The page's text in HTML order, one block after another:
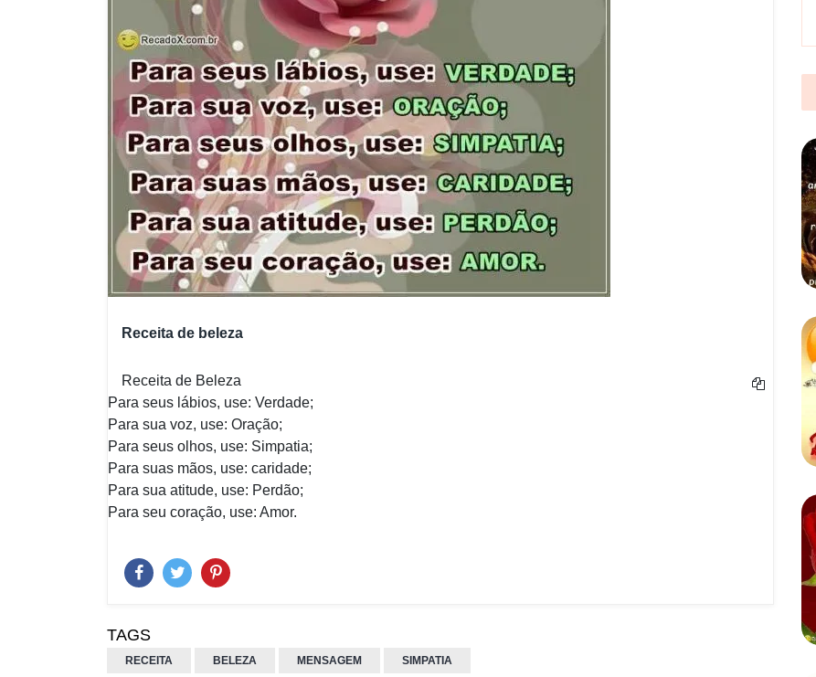
Receita de beleza
Receita de Beleza
Para seus lábios, use: Verdade;
Para sua voz, use: Oração;
Para seus olhos, use: Simpatia;
Para suas mãos, use: caridade;
Para sua atitude, use: Perdão;
Para seu coração, use: Amor.
TAGS
RECEITA BELEZA MENSAGEM SIMPATIA